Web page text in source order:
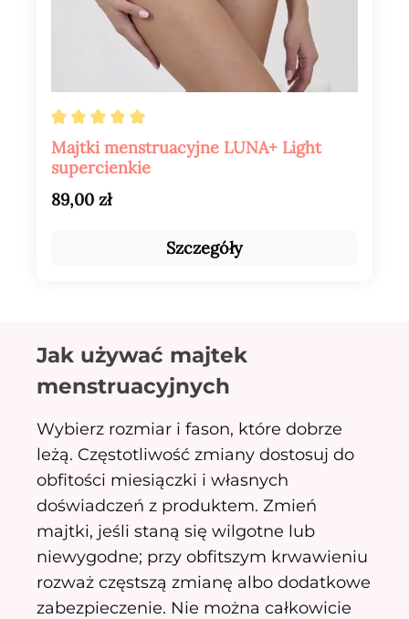
Średnia ocena 5 z 5 gwiazdek
Majtki menstruacyjne LUNA+ Light
supercienkie
Cena regularna:
89,00 zł
Szczegóły
Jak używać majtek
menstruacyjnych
Wybierz rozmiar i fason, które dobrze
leżą. Częstotliwość zmiany dostosuj do
obfitości miesiączki i własnych
doświadczeń z produktem. Zmień
majtki, jeśli staną się wilgotne lub
niewygodne; przy obfitszym krwawieniu
rozważ częstszą zmianę albo dodatkowe
zabezpieczenie. Nie można całkowicie